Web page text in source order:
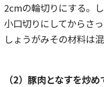
2cmの輪切りにする。
小口切りにしてからさ
しょうがみその材料は混
（2）豚肉となすを炒